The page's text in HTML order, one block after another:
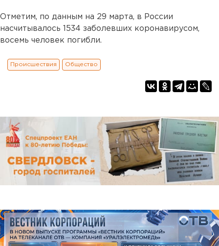
Отметим, по данным на 29 марта, в России
насчитывалось 1534 заболевших коронавирусом,
восемь человек погибли.
Происшествия Общество